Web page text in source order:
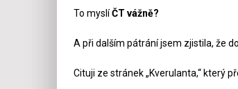
To myslíČT vážně?
A při dalším pátrání jsem zjistila, že
Cituji ze stránek „Kverulanta,“ který